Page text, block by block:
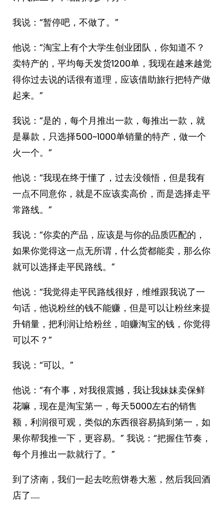
我说：“暂停吧，不做了。”
他说：“淘宝上有个大学生创业团队，你知道不？
卖特产的，平均每天发货1200单，我现在越来越觉
得你过去说的话很有道理，应该借助旅行把特产做
起来。”
我说：“是的，每个月推出一款，每推出一款，就
是暴款，只选择500~1000单销量的特产，做一个
火一个。”
他说：“我现在终于懂了，过去没领悟，但是我有
一点不同意你，就是不应该卖高价，而是选择走平
常路线。”
我说：“你卖的产品，应该是与你的品质匹配的，
如果你觉得这一点无所谓，什么货都能卖，那么你
就可以选择走平民路线。”
他说：“我觉得走平民路线很好，维维跟我说了一
句话，他说粉丝的钱不能赚，但是可以让粉丝来提
升销量，把利润让给粉丝，咱赚淘宝的钱，你觉得
可以不？”
我说：“可以。”
他说：“有个事，对我很震撼，我让我妹妹卖保鲜
花嘛，现在是淘宝第一，每天5000左右的销售
额，利润很可观，类似的东西很容易搞到第一，如
果你帮我推一下，更容易。” 我说：“把握住节奏，
每个月推出一款就行了。”
到了济南，我们一起去吃煎饼卷大葱，然后我回酒
店了……